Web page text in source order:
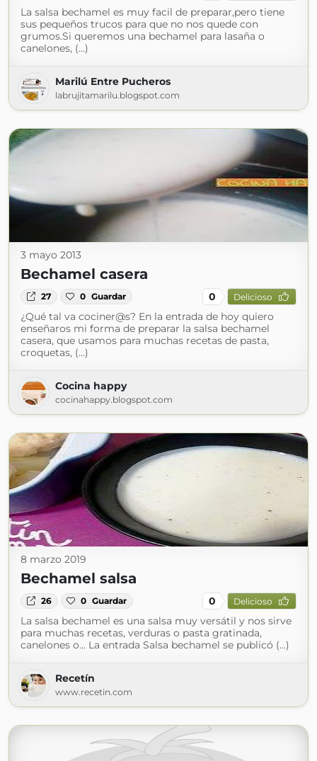
La salsa bechamel es muy facil de preparar,pero tiene
sus pequeños trucos para que no nos quede con
grumos.Si queremos una bechamel para lasaña o
canelones, (...)
Marilú Entre Pucheros
labrujitamarilu.blogspot.com
3 mayo 2013
Bechamel casera
27 0 Guardar 0 Delicioso
¿Qué tal va cociner@s? En la entrada de hoy quiero
enseñaros mi forma de preparar la salsa bechamel
casera, que usamos para muchas recetas de pasta,
croquetas, (...)
Cocina happy
cocinahappy.blogspot.com
8 marzo 2019
Bechamel salsa
26 0 Guardar 0 Delicioso
La salsa bechamel es una salsa muy versátil y nos sirve
para muchas recetas, verduras o pasta gratinada,
canelones o... La entrada Salsa bechamel se publicó (...)
Recetín
www.recetin.com